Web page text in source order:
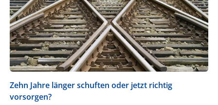
Zehn Jahre länger schuften oder jetzt richtig
vorsorgen?